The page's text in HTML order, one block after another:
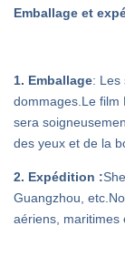
Emballage et
1. Emballage: Les
dommages.Le film
sera
des yeux et de la
2. Expédition :
Guangzhou,
aériens, maritimes